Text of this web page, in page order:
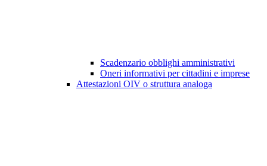
Scadenzario obblighi amministrativi
Oneri informativi per cittadini e imprese
Attestazioni OIV o struttura analoga